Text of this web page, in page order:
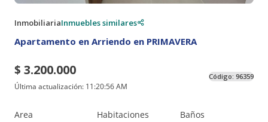
InmobiliariaInmuebles similares
Apartamento en Arriendo en PRIMAVERA
$ 3.200.000
Última actualización: 11:20:56 AM
Código: 96359
Area Habitaciones Baños